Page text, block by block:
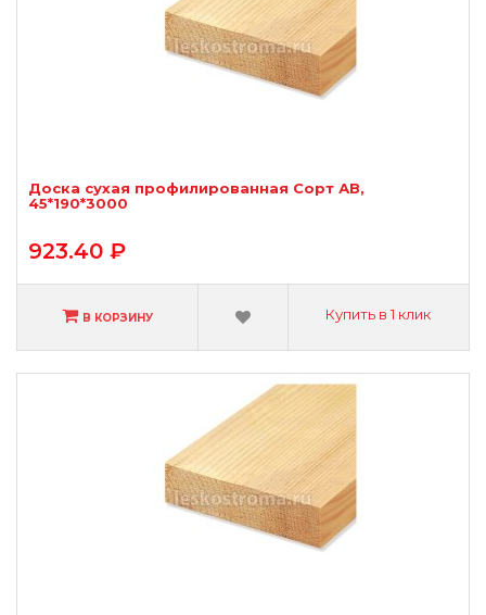
Доска сухая профилированная Сорт АВ,
45*190*3000
923.40 ₽
В КОРЗИНУ Купить в 1 клик